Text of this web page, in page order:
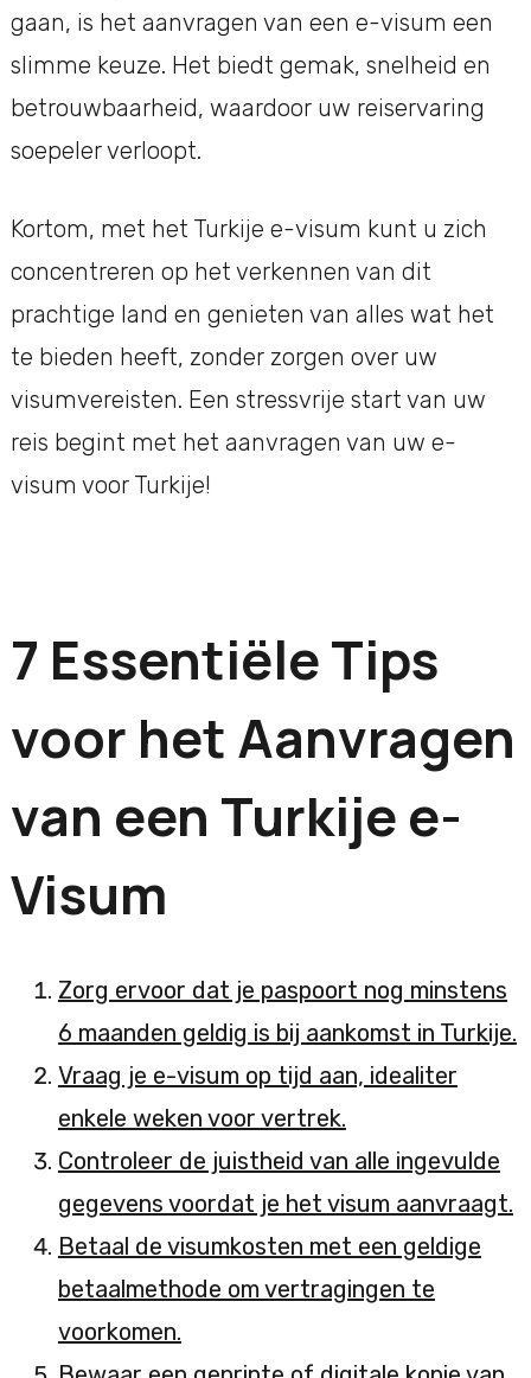
gaan, is het aanvragen van een e-visum een
slimme keuze. Het biedt gemak, snelheid en
betrouwbaarheid, waardoor uw reiservaring
soepeler verloopt.
Kortom, met het Turkije e-visum kunt u zich
concentreren op het verkennen van dit
prachtige land en genieten van alles wat het
te bieden heeft, zonder zorgen over uw
visumvereisten. Een stressvrije start van uw
reis begint met het aanvragen van uw e-
visum voor Turkije!
7 Essentiële Tips
voor het Aanvragen
van een Turkije e-
Visum
Zorg ervoor dat je paspoort nog minstens
6 maanden geldig is bij aankomst in Turkije.
Vraag je e-visum op tijd aan, idealiter
enkele weken voor vertrek.
Controleer de juistheid van alle ingevulde
gegevens voordat je het visum aanvraagt.
Betaal de visumkosten met een geldige
betaalmethode om vertragingen te
voorkomen.